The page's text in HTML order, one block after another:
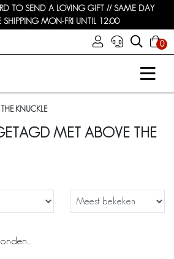
TO SEND A LOVING GIFT // SAME DAY
SHIPPING MON-FRI UNTIL 12:00
0
KNUCKLE
MET ABOVE THE